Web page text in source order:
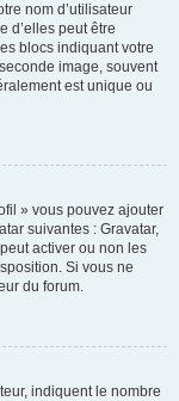
nom d’utilisateur
d’elles peut être
blocs indiquant votre
image, souvent
est unique ou
» vous pouvez ajouter
suivantes : Gravatar,
activer ou non les
Si vous ne
du forum.
indiquent le nombre